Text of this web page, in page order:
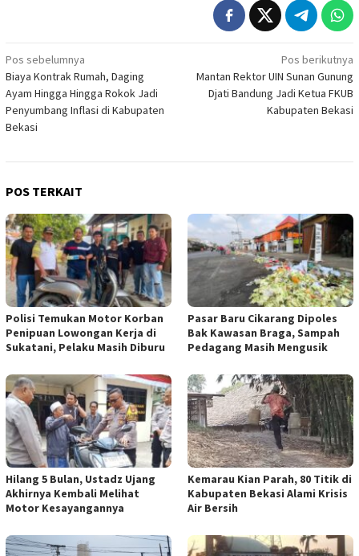
Navigasi
pos
Pos sebelumnya
Biaya Kontrak Rumah, Daging
Ayam Hingga Hingga Rokok Jadi
Penyumbang Inflasi di Kabupaten
Bekasi
Pos berikutnya
Mantan Rektor UIN Sunan Gunung
Djati Bandung Jadi Ketua FKUB
Kabupaten Bekasi
POS TERKAIT
Polisi Temukan Motor Korban
Penipuan Lowongan Kerja di
Sukatani, Pelaku Masih Diburu
Pasar Baru Cikarang Dipoles
Bak Kawasan Braga, Sampah
Pedagang Masih Mengusik
Hilang 5 Bulan, Ustadz Ujang
Akhirnya Kembali Melihat
Motor Kesayangannya
Kemarau Kian Parah, 80 Titik di
Kabupaten Bekasi Alami Krisis
Air Bersih